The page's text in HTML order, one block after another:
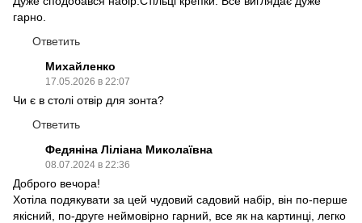
гарно.
Ответить
Михайленко
17.05.2026 в 22:07
Чи є в столі отвір для зонта?
Ответить
Федяніна Ліліана Миколаївна
08.07.2024 в 22:36
Доброго вечора!
Хотіла подякувати за цей чудовий садовий набір, він по-перше
якісний, по-друге неймовірно гарний, все як на картинці, легко